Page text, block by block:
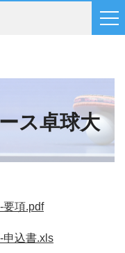
ス卓球大
要項.pdf
申込書.xls